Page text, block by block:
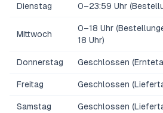
Dienstag 0–23:59 Uhr
Mittwoch
0–18 Uhr
18 Uhr)
Donnerstag Geschlossen
Freitag Geschlossen
Samstag Geschlossen